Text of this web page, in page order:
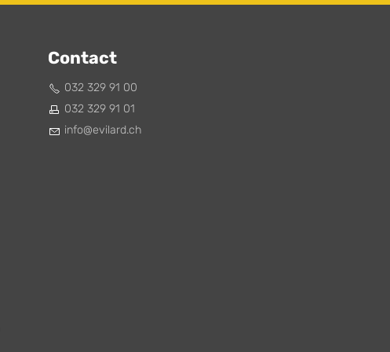
Contact
032 329 91 00
032 329 91 01
nf
v l rd ch